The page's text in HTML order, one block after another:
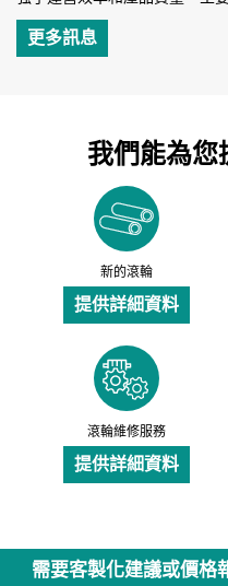
更多訊息
我們能為您
新的滾輪
提供詳細資料
滾輪維修服務
提供詳細資料
需要客製化建議或價格